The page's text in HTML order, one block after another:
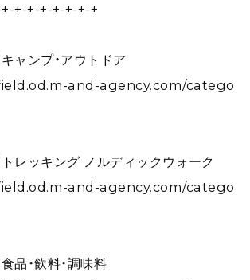
+-+-+-+-+-+-+
キャンプ・アウトドア
and-agency.com/catego
トレッキング ノルディックウォーク
and-agency.com/catego
品・飲料・調味料